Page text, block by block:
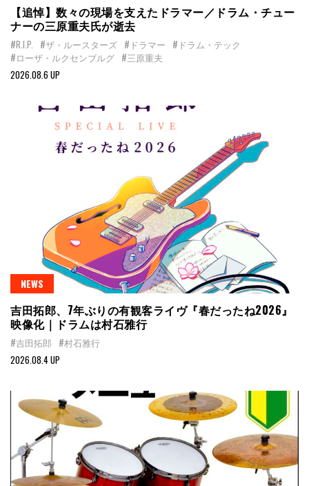
【追悼】数々の現場を支えたドラマー／ドラム・チュー
ナーの三原重夫氏が逝去
#R.I.P. #ザ・ルースターズ #ドラマー #ドラム・テック
#ローザ・ルクセンブルグ #三原重夫
2026.08.6 UP
NEWS
吉田拓郎、7年ぶりの有観客ライヴ『春だったね2026』
映像化｜ドラムは村石雅行
#吉田拓郎 #村石雅行
2026.08.4 UP